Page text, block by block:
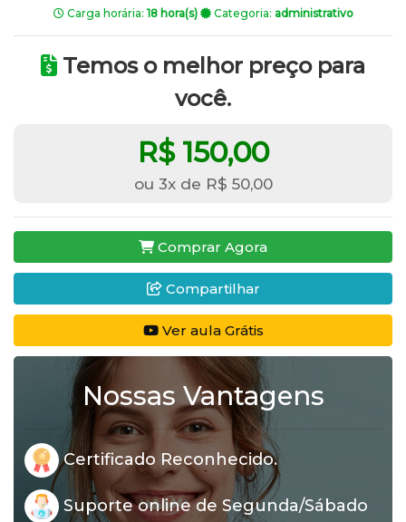
Carga horária: 18 hora(s) Categoria: administrativo
Temos o melhor preço para
você.
R$ 150,00
ou 3x de R$ 50,00
Comprar Agora
Compartilhar
Ver aula Grátis
Nossas Vantagens
Certificado Reconhecido.
Suporte online de Segunda/Sábado